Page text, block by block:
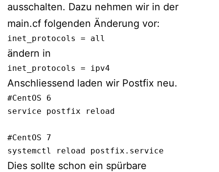
ausschalten. Dazu nehmen wir in der
main.cf folgenden Änderung vor:
inet_protocols = all
ändern in
inet_protocols = ipv4
Anschliessend laden wir Postfix neu.
#CentOS 6
service postfix reload
#CentOS 7
systemctl reload postfix.service
Dies sollte schon ein spürbare